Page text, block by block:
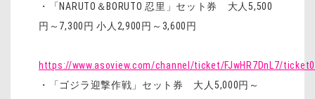
・「NARUTO＆BORUTO 忍里」セット券 大人5,500
円～7,300円 小人2,900円～3,600円
https://www.asoview.com/channel/ticket/FJwHR7DnL7/
・「ゴジラ迎撃作戦」セット券 大人5,000円～